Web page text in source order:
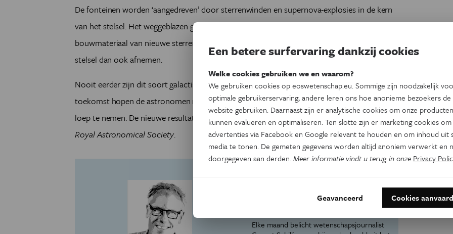
De fonteinen worden ‘aangedreven’ door sterrenwinden en supernova-explosies in de kern
van het stelsel. Het weggeblazen gas bestaat voornamelijk uit waterstof – het
bouwmateriaal van nieuwe sterren. In de toekomst zal de stervormingsactiviteit in het
stelsel dan ook afnemen.
Nooit eerder zijn dit soort galactische fonteinen zo gedetailleerd bestudeerd. In de
toekomst hopen de astronomen nog veel meer sterrenstelsels zoals NGC 4383 onder de
loep te nemen. De nieuwe resultaten zijn op 22 april gepubliceerd in
Monthly Notices of the
Royal Astronomical Society.
Elke maand belicht wetenschapsjournalist
Een betere surfervaring dankzij cookies
Welke cookies gebruiken we en waarom?
We gebruiken cookies op eoswetenschap.eu. Sommige zijn noodzakelijk
optimale gebruikerservaring, andere leren ons hoe anonieme bezoekers de
website gebruiken. Daarnaast zijn er analytische cookies om onze
kunnen evalueren en optimaliseren. Ten slotte zijn er marketing cookies om
advertenties via Facebook en Google relevant te houden en om inhoud uit
media te tonen. De gemeten gegevens worden altijd anoniem verwerkt en
doorgegeven aan derden.Meer informatie vindt u terug in onze Privacy
Geavanceerd Cookies